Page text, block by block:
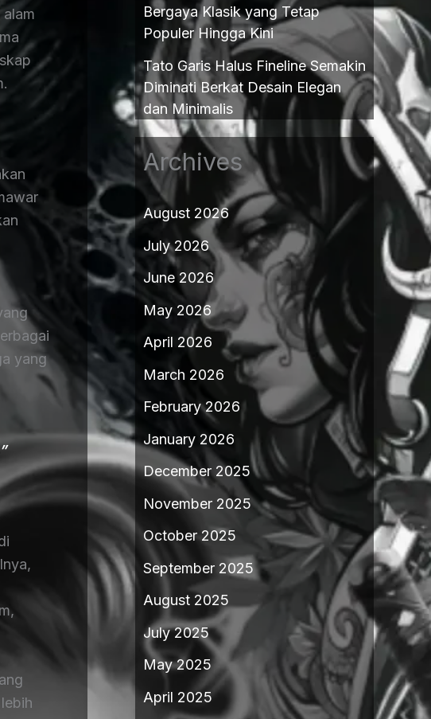
yang
Bergaya Klasik yang Tetap
Populer Hingga Kini
Tato Garis Halus Fineline Semakin
Diminati Berkat Desain Elegan
dan Minimalis
Archives
August 2026
July 2026
June 2026
May 2026
April 2026
March 2026
February 2026
January 2026
December 2025
November 2025
October 2025
September 2025
August 2025
July 2025
May 2025
April 2025